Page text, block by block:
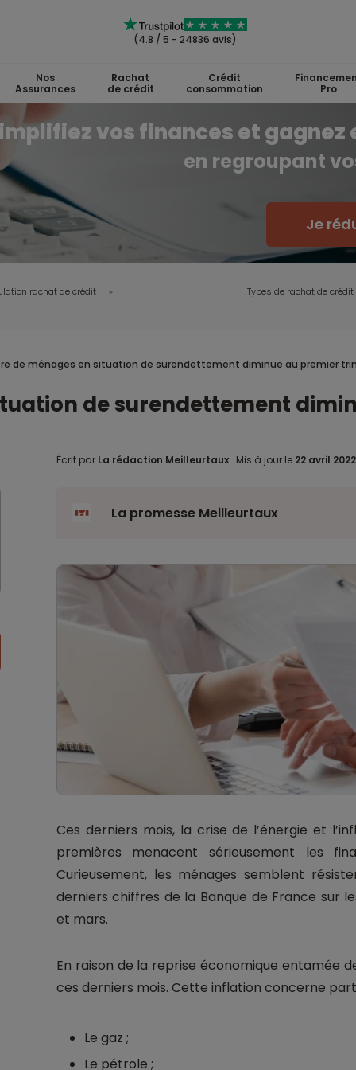
(4.8 / 5 - 24836 avis)
Nos
Assurances
Rachat
de crédit
Crédit
consommation
Pro
vos finances et
en regroupant
Je
rachat de crédit Types de rachat de crédit
de ménages en situation de surendettement diminue au premier
de surendettement
Écrit par La rédaction Meilleurtaux . Mis à jour le 22 avril
La promesse Meilleurtaux
Ces derniers mois, la crise de l’énergie et
premières menacent sérieusement les
Curieusement, les ménages semblent
derniers chiffres de la Banque de France sur
et mars.
En raison de la reprise économique entamée
ces derniers mois. Cette inflation concerne
Le gaz ;
Le pétrole ;